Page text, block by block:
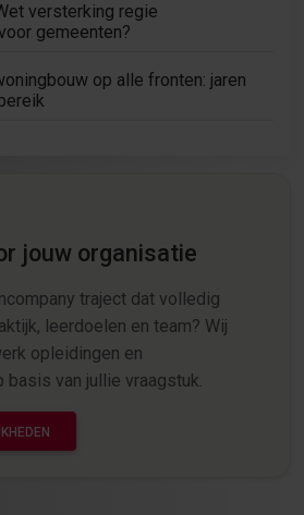
versterking regie
gemeenten?
op alle fronten: jaren
jouw organisatie
traject dat volledig
leerdoelen en team? Wij
opleidingen en
van jullie vraagstuk.